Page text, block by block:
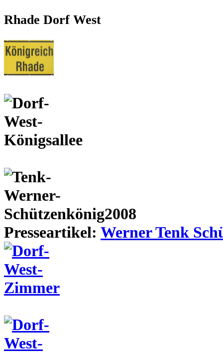
Rhade Dorf West
Presseartikel: Werner Tenk